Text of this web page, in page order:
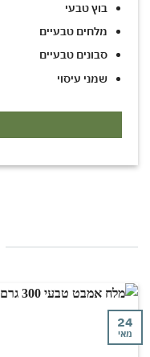
בוץ טבעי
מלחים טבעיים
סבונים טבעיים
שמני עיסוי
24
מאי